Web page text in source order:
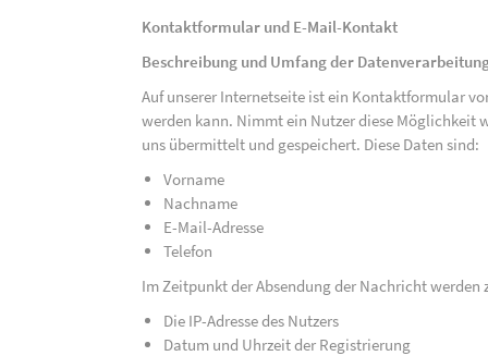
Kontaktformular und E-Mail-Kontakt
Beschreibung und Umfang der
Auf unserer Internetseite ist ein Kontaktformular
werden kann. Nimmt ein Nutzer diese Möglichkeit
uns übermittelt und gespeichert. Diese Daten sind:
Vorname
Nachname
E-Mail-Adresse
Telefon
Im Zeitpunkt der Absendung der Nachricht werden
Die IP-Adresse des Nutzers
Datum und Uhrzeit der Registrierung